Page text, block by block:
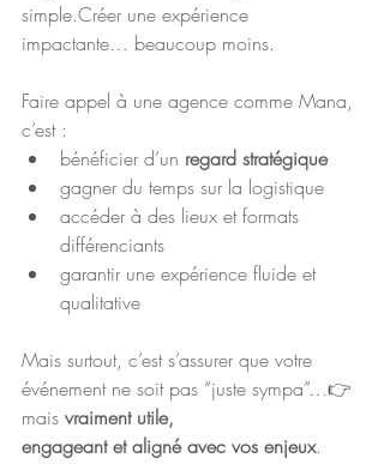
simple.Créer une expérience
impactante… beaucoup moins.
Faire appel à une agence comme Mana,
c’est :
bénéficier d’un regard stratégique
gagner du temps sur la logistique
accéder à des lieux et formats
différenciants
garantir une expérience fluide et
qualitative
Mais surtout, c’est s’assurer que votre
événement ne soit pas “juste sympa”…👉
mais vraiment utile,
engageant et aligné avec vos enjeux.